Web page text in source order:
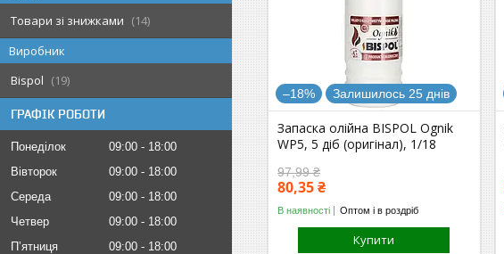
Товари зі знижками
14
Виробник
Bispol
19
ГРАФІК РОБОТИ
Понеділок 09:00
18:00
Вівторок
09:00
18:00
Середа
09:00
18:00
Четвер
09:00
18:00
Пʼятниця
09:00
18:00
–18% Залишилось 25 днів
Запаска олійна BISPOL Ognik
WP5, 5 діб (оригінал), 1/18
97,99 ₴
80,35 ₴
В наявності Оптом і в роздріб
Купити